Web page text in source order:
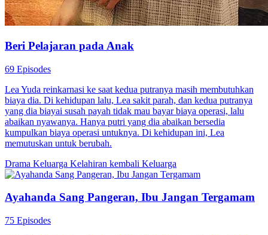
Beri Pelajaran pada Anak
69 Episodes
Lea Yuda reinkarnasi ke saat kedua putranya masih membutuhkan
biaya dia. Di kehidupan lalu, Lea sakit parah, dan kedua putranya
yang dia biayai susah payah tidak mau bayar biaya operasi, lalu
abaikan nyawanya. Hanya putri yang dia abaikan bersedia
kumpulkan biaya operasi untuknya. Di kehidupan ini, Lea
memutuskan untuk berubah.
Drama Keluarga Kelahiran kembali Keluarga
Ayahanda Sang Pangeran, Ibu Jangan Tergamam
75 Episodes